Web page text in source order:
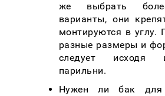
же выбрать
варианты, они
монтируются в углу.
разные размеры и
следует исходя
парильни.
Нужен ли бак для